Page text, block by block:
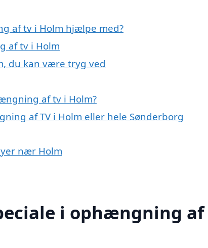
af tv i Holm hjælpe med?
af tv i Holm
du kan være tryg ved
af tv i Holm?
af TV i Holm eller hele Sønderborg
nær Holm
i ophængning